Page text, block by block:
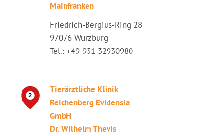
Mainfranken
Friedrich-Bergius-Ring 28
97076 Würzburg
Tel.: +49 931 32930980
Tierärztliche Klinik
Reichenberg Evidensia
GmbH
Dr. Wilhelm Thevis